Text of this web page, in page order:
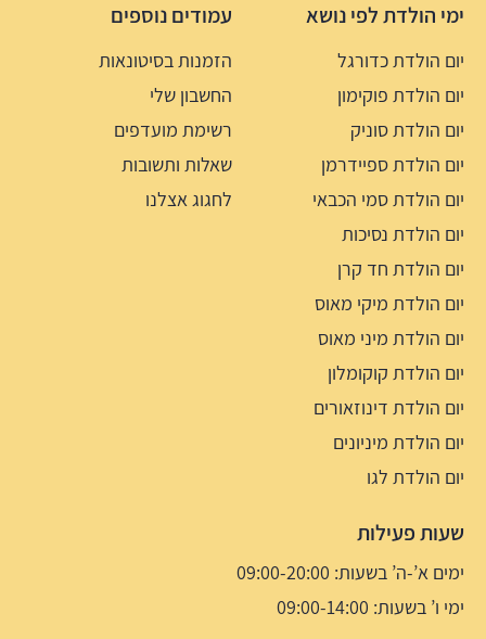
ימי הולדת לפי נושא
יום הולדת כדורגל
יום הולדת פוקימון
יום הולדת סוניק
יום הולדת ספיידרמן
יום הולדת סמי הכבאי
יום הולדת נסיכות
יום הולדת חד קרן
יום הולדת מיקי מאוס
יום הולדת מיני מאוס
יום הולדת קוקומלון
יום הולדת דינוזאורים
יום הולדת מיניונים
יום הולדת לגו
עמודים נוספים
הזמנות בסיטונאות
החשבון שלי
רשימת מועדפים
שאלות ותשובות
לחגוג אצלנו
שעות פעילות
ימים א’-ה’ בשעות: 09:00-20:00
ימי ו’ בשעות: 09:00-14:00